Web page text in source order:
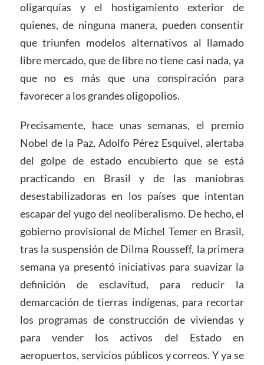
oligarquías y el hostigamiento exterior de
quienes, de ninguna manera, pueden consentir
que triunfen modelos alternativos al llamado
libre mercado, que de libre no tiene casi nada, ya
que no es más que una conspiración para
favorecer a los grandes oligopolios.
Precisamente, hace unas semanas, el premio
Nobel de la Paz, Adolfo Pérez Esquivel, alertaba
del golpe de estado encubierto que se está
practicando en Brasil y de las maniobras
desestabilizadoras en los países que intentan
escapar del yugo del neoliberalismo. De hecho, el
gobierno provisional de Michel Temer en Brasil,
tras la suspensión de Dilma Rousseff, la primera
semana ya presentó iniciativas para suavizar la
definición de esclavitud, para reducir la
demarcación de tierras indígenas, para recortar
los programas de construcción de viviendas y
para vender los activos del Estado en
aeropuertos, servicios públicos y correos. Y ya se